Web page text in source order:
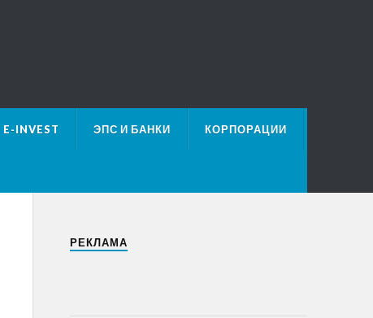
E-INVEST ЭПС И БАНКИ КОРПОРАЦИИ
РЕКЛАМА